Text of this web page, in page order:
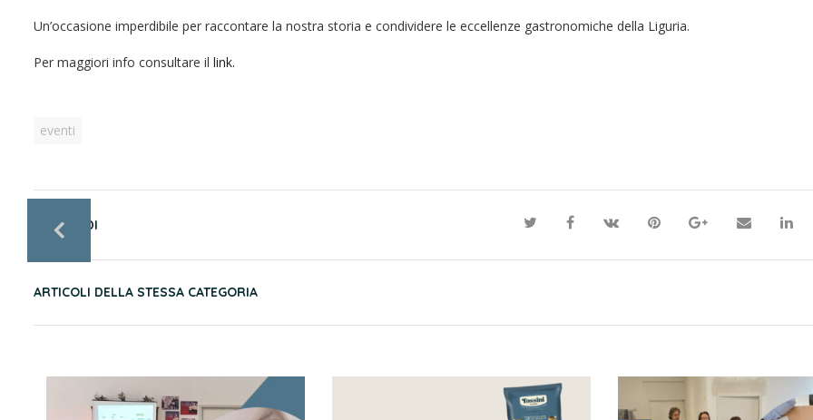
Un’occasione imperdibile per raccontare la nostra storia e condividere le eccellenze gastronomiche della Liguria.
Per maggiori info consultare il link.
eventi
CONDIVIDI
ARTICOLI DELLA STESSA CATEGORIA